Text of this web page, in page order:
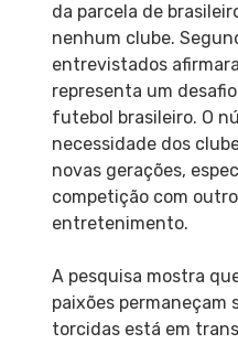
da parcela de
nenhum clube.
entrevistados
representa um
futebol brasileiro. O
necessidade dos
novas gerações,
competição com
entretenimento.
A pesquisa mostra
paixões permaneçam
torcidas está em